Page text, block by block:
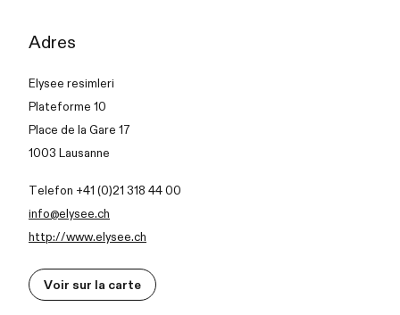
Adres
Elysee resimleri
Plateforme 10
Place de la Gare 17
1003 Lausanne
Telefon +41 (0)21 318 44 00
info@elysee.ch
http://www.elysee.ch
Voir sur la carte